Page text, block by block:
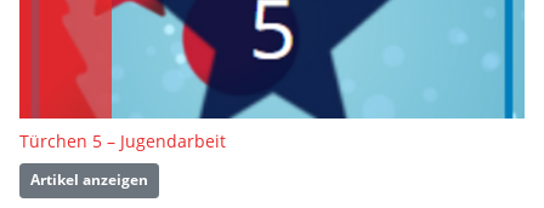
Türchen 5 – Jugendarbeit
Artikel anzeigen